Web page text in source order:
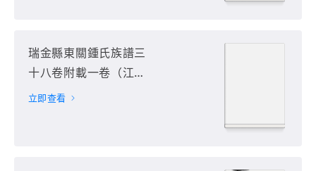
瑞金縣東關鍾氏族譜三
十八卷附載一卷（江西
省贛州市瑞金市）第2
立即查看